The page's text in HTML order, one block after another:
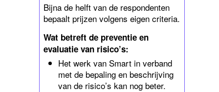
Bijna de helft van de respondenten
bepaalt prijzen volgens eigen criteria.
Wat betreft de preventie en
evaluatie van risico’s:
Het werk van Smart in verband
met de bepaling en beschrijving
van de risico’s kan nog beter.